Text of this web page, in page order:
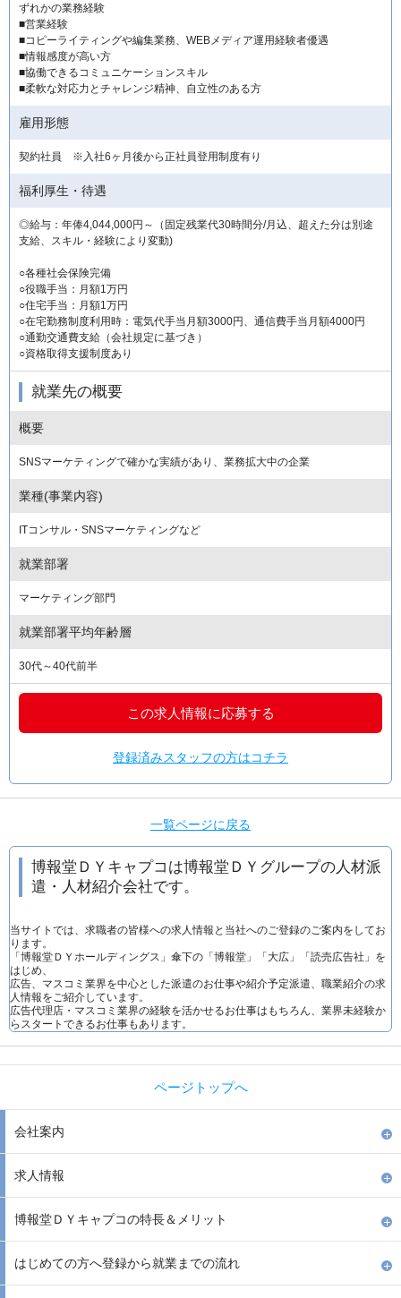
ずれかの業務経験
■営業経験
■コピーライティングや編集業務、WEBメディア運用経験者優遇
■情報感度が高い方
■協働できるコミュニケーションスキル
■柔軟な対応力とチャレンジ精神、自立性のある方
雇用形態
契約社員 ※入社6ヶ⽉後から正社員登⽤制度有り
福利厚生・待遇
◎給与：年俸4,044,000円～（固定残業代30時間分/月込、超えた分は別途
支給、スキル・経験により変動)
○各種社会保険完備
○役職手当：月額1万円
○住宅手当：月額1万円
○在宅勤務制度利用時：電気代手当月額3000円、通信費手当月額4000円
○通勤交通費支給（会社規定に基づき）
○資格取得支援制度あり
就業先の概要
概要
SNSマーケティングで確かな実績があり、業務拡大中の企業
業種(事業内容)
ITコンサル・SNSマーケティングなど
就業部署
マーケティング部門
就業部署平均年齢層
30代～40代前半
この求人情報に応募する
登録済みスタッフの方はコチラ
一覧ページに戻る
博報堂ＤＹキャプコは博報堂ＤＹグループの人材派
遣・人材紹介会社です。
当サイトでは、求職者の皆様への求人情報と当社へのご登録のご案内をしてお
ります。
「博報堂ＤＹホールディングス」傘下の「博報堂」「大広」「読売広告社」を
はじめ、
広告、マスコミ業界を中心とした派遣のお仕事や紹介予定派遣、職業紹介の求
人情報をご紹介しています。
広告代理店・マスコミ業界の経験を活かせるお仕事はもちろん、業界未経験か
らスタートできるお仕事もあります。
ページトップへ
会社案内
求人情報
博報堂ＤＹキャプコの特長＆メリット
はじめての方へ登録から就業までの流れ